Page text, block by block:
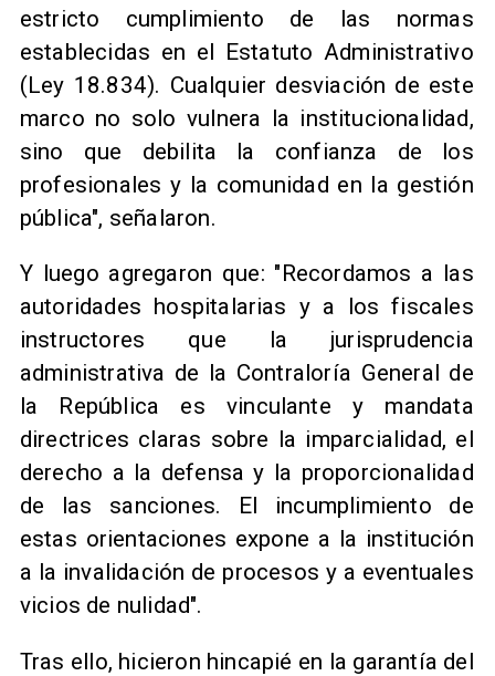
estricto cumplimiento de las normas
establecidas en el Estatuto Administrativo
(Ley 18.834). Cualquier desviación de este
marco no solo vulnera la institucionalidad,
sino que debilita la confianza de los
profesionales y la comunidad en la gestión
pública", señalaron.
Y luego agregaron que: "Recordamos a las
autoridades hospitalarias y a los fiscales
instructores que la jurisprudencia
administrativa de la Contraloría General de
la República es vinculante y mandata
directrices claras sobre la imparcialidad, el
derecho a la defensa y la proporcionalidad
de las sanciones. El incumplimiento de
estas orientaciones expone a la institución
a la invalidación de procesos y a eventuales
vicios de nulidad".
Tras ello, hicieron hincapié en la garantía del